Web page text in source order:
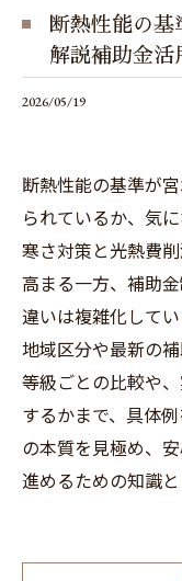
断熱性能の基
解説補助金
2026/05/19
断熱性能の基準が
られているか、気
寒さ対策と光熱費
高まる一方、補助
違いは複雑化して
地域区分や最新の
等級ごとの比較や
するかまで、具体
の本質を見極め、
進めるための知識と